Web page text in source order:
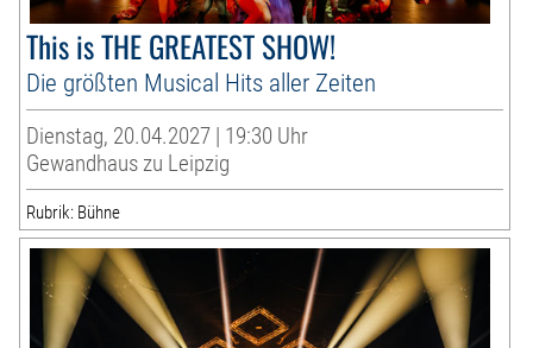
This is THE GREATEST SHOW!
Die größten Musical Hits aller Zeiten
Dienstag, 20.04.2027 | 19:30 Uhr
Gewandhaus zu Leipzig
Rubrik: Bühne